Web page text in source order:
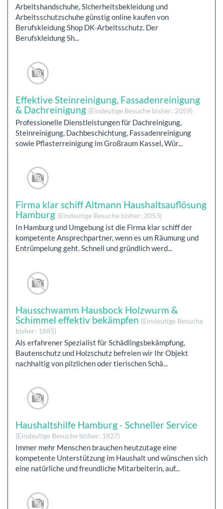
Arbeitshandschuhe, Sicherheitsbekleidung und
Arbeitsschutzschuhe günstig online kaufen von
Berufskleidung Shop DK-Arbeitsschutz. Der
Berufskleidung Sh...
Effektive Steinreinigung, Fassadenreinigung
& Dachreinigung (Eindeutige Besuche bisher: 2059)
Professionelle Dienstleistungen für Dachreinigung,
Steinreinigung, Dachbeschichtung, Fassadenreinigung
sowie Pflasterreinigung im Großraum Kassel, Wür...
Firma klar schiff Altmann Haushaltsauflösung
Hamburg (Eindeutige Besuche bisher: 2053)
In Hamburg und Umgebung ist die Firma klar schiff der
kompetente Ansprechpartner, wenn es um Räumung und
Entrümpelung geht. Schnell und gründlich werd...
Hausschwamm Hausbock Holzwurm &
Schimmel effektiv bekämpfen (Eindeutige Besuche
bisher: 1885)
Als erfahrener Spezialist für Schädlingsbekämpfung,
Bautenschutz und Holzschutz befreien wir Ihr Objekt
nachhaltig von pilzlichen oder tierischen Schä...
Haushaltshilfe Hamburg - Schneller Service
(Eindeutige Besuche bisher: 1827)
Immer mehr Menschen brauchen heutzutage eine
kompetente Unterstützung im Haushalt und wünschen sich
eine natürliche und freundliche Mitarbeiterin, auf...